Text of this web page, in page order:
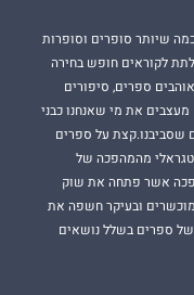
שיותר סופרים וסופרות
לקוראים חופש בחירה
ספרים, סיפורים
מעצבים את מי שאנחנו כבני
שסביבנו.קצת על ספרים
מהמהפכה של
אשר פתחה את שוק
ובעיקר חשפה את
ספרים בשלל נושאים